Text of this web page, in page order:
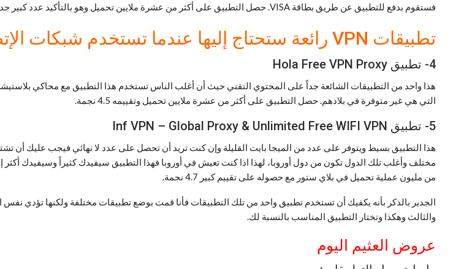
فستقوم بدفع للتطبيق عن طريق بطاقة VISA. حصل التطبيق على أكثر من عشرة ملايين تحميل وهو بالتأكيد عدد كبير جداً كما أن تقييمه 4.7 نجمة أي أنه يتمتع بمصداقية عالية.
تطبيقات VPN رائعة ستحتاج إليها عندما تستخدم شبكات الإتصالات 3G أو 4G
4- تطبيق Hola Free VPN Proxy
هذا واحد من التطبيقات الشائعة جداً على المحتوي التقني حيث أن أغلب الناس تستخدم هذا التطبيق مع محاكي
التي هي غير متوفرة في بلادهم. حصل التطبيق على أكثر من عشرة ملايين تحميل وتقييمه 4.5 نجمة.
5- تطبيق Inf VPN – Global Proxy & Unlimited Free WIFI VPN
هذا التطبيق بسيط ويتوفر على عدد من الميجا بايت القليلة وإن كنت تريد أن تحصل على عدد لا نهائي فيجب عليك
مختلف وأغلب تلك الدول تكون من دول أوروبا، لهذا اذا كنت تعيش في أوروبا فهذا التطبيق سيفيدك كثيراً وسيفيدك
من مليون عملية تحميل في بلاي ستور مع حصوله على تقييم كبير 4.7 نجمة.
الجدير بالذكر بأنه يكفيك أن تستخدم تطبيق واحد من تلك التطبيقات فأنا قمت بوضع تطبيقات مختلفة ولكنها تؤدي
والثالث وهكذا وتختار التطبيق المناسب بالنسبة لك.
عروض العثيم اليوم